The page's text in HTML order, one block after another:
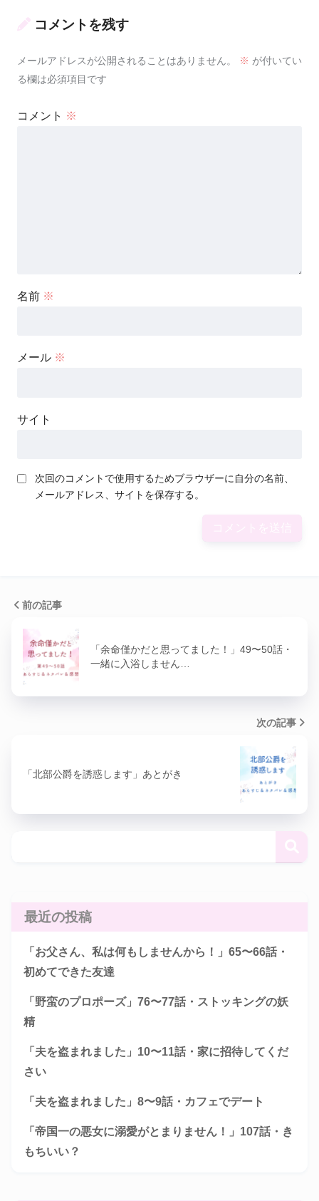
コメントを残す
メールアドレスが公開されることはありません。 ※ が付いてい
る欄は必須項目です
コメント ※
名前 ※
メール ※
サイト
次回のコメントで使用するためブラウザーに自分の名前、
メールアドレス、サイトを保存する。
前の記事
「余命僅かだと思ってました！」49〜50話・
一緒に入浴しません…
次の記事
「北部公爵を誘惑します」あとがき
最近の投稿
「お父さん、私は何もしませんから！」65〜66話・
初めてできた友達
「野蛮のプロポーズ」76〜77話・ストッキングの妖
精
「夫を盗まれました」10〜11話・家に招待してくだ
さい
「夫を盗まれました」8〜9話・カフェでデート
「帝国一の悪女に溺愛がとまりません！」107話・き
もちいい？